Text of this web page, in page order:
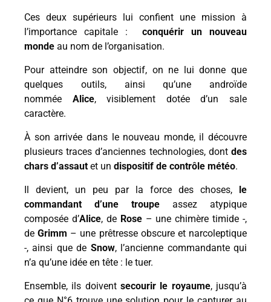
Ces deux supérieurs lui confient une mission à
l’importance capitale : conquérir un nouveau
monde au nom de l’organisation.
Pour atteindre son objectif, on ne lui donne que
quelques outils, ainsi qu’une androïde
nommée Alice, visiblement dotée d’un sale
caractère.
À son arrivée dans le nouveau monde, il découvre
plusieurs traces d’anciennes technologies, dont des
chars d’assaut et un dispositif de contrôle météo.
Il devient, un peu par la force des choses, le
commandant d’une troupe assez atypique
composée d’Alice, de Rose – une chimère timide -,
deGrimm – une prêtresse obscure et narcoleptique
-, ainsi que de Snow, l’ancienne commandante qui
n’a qu’une idée en tête : le tuer.
Ensemble, ils doiventsecourir le royaume, jusqu’à